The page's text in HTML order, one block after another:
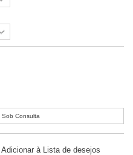
Consulta
Adicionar à Lista de desejos